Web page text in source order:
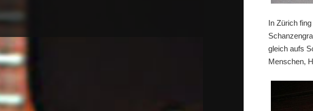
In Zürich
gleich aufs
Menschen,